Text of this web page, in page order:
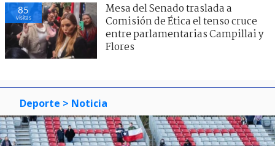
85
visitas
Mesa del Senado traslada a
Comisión de Ética el tenso cruce
entre parlamentarias Campillai y
Flores
Deporte > Noticia